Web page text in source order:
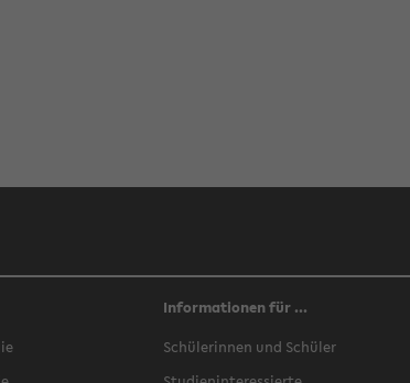
Informationen für ...
Schülerinnen und Schüler